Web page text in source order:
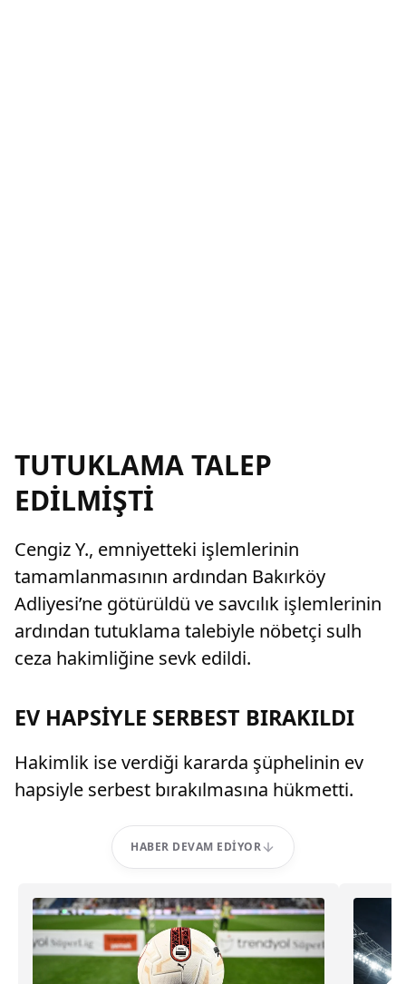
TUTUKLAMA TALEP
EDİLMİŞTİ
Cengiz Y., emniyetteki işlemlerinin
tamamlanmasının ardından Bakırköy
Adliyesi’ne götürüldü ve savcılık işlemlerinin
ardından tutuklama talebiyle nöbetçi sulh
ceza hakimliğine sevk edildi.
EV HAPSİYLE SERBEST BIRAKILDI
Hakimlik ise verdiği kararda şüphelinin ev
hapsiyle serbest bırakılmasına hükmetti.
HABER DEVAM EDIYOR